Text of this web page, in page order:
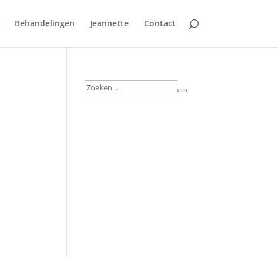
Behandelingen Jeannette Contact